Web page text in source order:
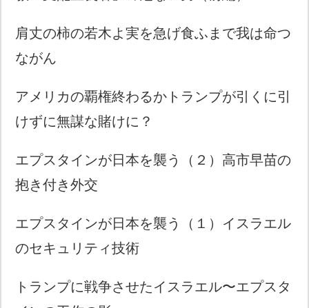
肩丈の柿の若木よ実を急げ食ふまで我は命つ
ながん
アメリカの覇権終わるかトランプが引くに引
けずに無謀な賭けに？
エプスタインが日本を襲う（２）高市早苗の
抱き付き外交
エプスタインが日本を襲う（１）イスラエル
のセキュリティ技術
トランプに戦争させたイスラエル〜エプスタ